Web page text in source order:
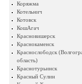
Коряжма
Котельнич
Котовск
КошАгач
Красновишерск
Краснокаменск
Краснослободск
область)
Краснотурьинск
Красный Сулин